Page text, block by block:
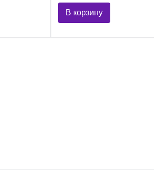
В корзину